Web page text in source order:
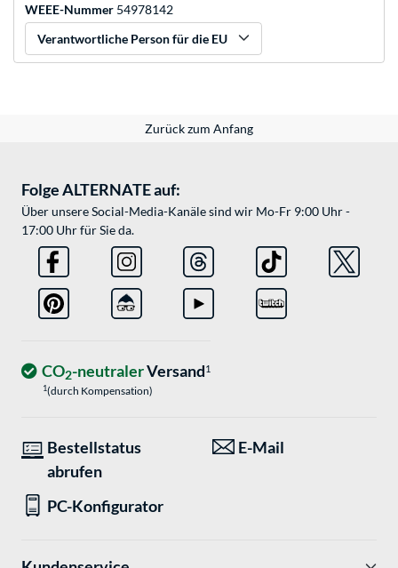
WEEE-Nummer 54978142
Verantwortliche Person für die EU
Zurück zum Anfang
Folge ALTERNATE auf:
Über unsere Social-Media-Kanäle sind wir Mo-Fr 9:00 Uhr -
17:00 Uhr für Sie da.
CO2-neutralerVersand1
1(durch Kompensation)
Bestellstatus
abrufen
E-Mail
PC-Konfigurator